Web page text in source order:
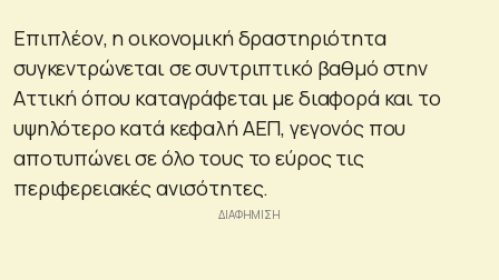
Επιπλέον, η οικονομική δραστηριότητα
συγκεντρώνεται σε συντριπτικό βαθμό στην
Αττική όπου καταγράφεται με διαφορά και το
υψηλότερο κατά κεφαλή ΑΕΠ, γεγονός που
αποτυπώνει σε όλο τους το εύρος τις
περιφερειακές ανισότητες.